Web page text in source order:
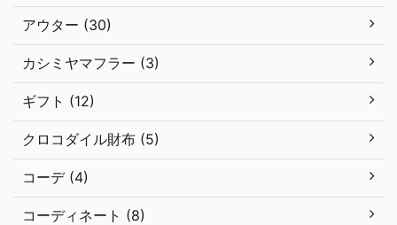
アウター (30)
カシミヤマフラー (3)
ギフト (12)
クロコダイル財布 (5)
コーデ (4)
コーディネート (8)